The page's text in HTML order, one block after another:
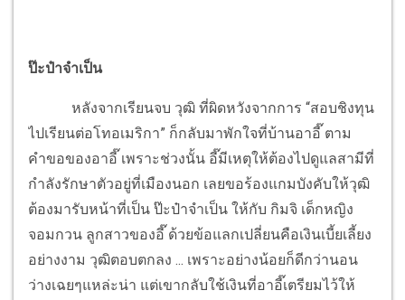
ป๊ะป๋าจำเป็น
หลังจากเรียนจบ วุฒิ ที่ผิดหวังจากการ “สอบชิงทุน
ไปเรียนต่อโทอเมริกา” ก็กลับมาพักใจที่บ้านอาอี๊ ตาม
คำขอของอาอี๊ เพราะช่วงนั้น อี๊มีเหตุให้ต้องไปดูแลสามีที่
กำลังรักษาตัวอยู่ที่เมืองนอก เลยขอร้องแกมบังคับให้วุฒิ
ต้องมารับหน้าที่เป็น ป๊ะป๋าจำเป็น ให้กับ กิมจิ เด็กหญิง
จอมกวน ลูกสาวของอี๊ ด้วยข้อแลกเปลี่ยนคือเงินเบี้ยเลี้ยง
อย่างงาม วุฒิตอบตกลง ... เพราะอย่างน้อยก็ดีกว่านอน
ว่างเฉยๆแหล่ะน่า แต่เขากลับใช้เงินที่อาอี๊เตรียมไว้ให้